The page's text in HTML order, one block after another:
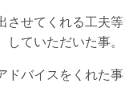
させてくれる工夫等
ていただいた事。
ドバイスをくれた事